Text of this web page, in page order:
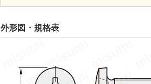
外形図・規格表